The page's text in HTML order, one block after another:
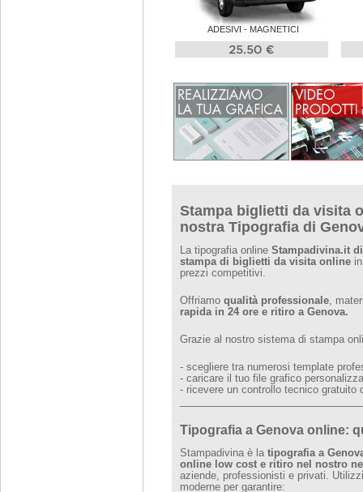
ADESIVI - MAGNETICI
Stampa biglietti da visita
nostra Tipografia di
La tipografia online Stampadivina.it
stampa di biglietti da visita online
prezzi competitivi.
Offriamo qualità professionale ,
rapida in 24 ore e ritiro a Genova.
Grazie al nostro sistema di stampa
- scegliere tra numerosi template
- caricare il tuo file grafico
- ricevere un controllo tecnico gratuito
Tipografia a Genova online:
Stampadivina è la tipografia a
online low cost e ritiro nel nostro
aziende, professionisti e privati.
moderne per garantire: